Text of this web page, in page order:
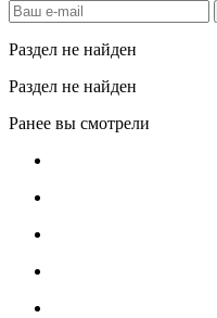
Раздел не найден
Раздел не найден
Ранее вы смотрели